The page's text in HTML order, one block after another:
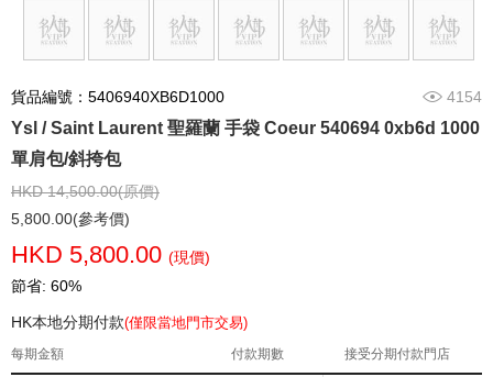
貨品編號：5406940XB6D1000 4154
Ysl / Saint Laurent 聖羅蘭 手袋 Coeur 540694 0xb6d 1000
單肩包/斜挎包
HKD 14,500.00(原價)
5,800.00(參考價)
HKD 5,800.00 (現價)
節省: 60%
HK本地分期付款(僅限當地門市交易)
每期金額 付款期數 接受分期付款門店